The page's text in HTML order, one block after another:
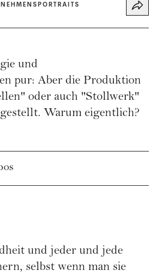
und
pur: Aber die Produktion
oder auch "Stollwerk"
Warum eigentlich?
und jeder und jede
selbst wenn man sie